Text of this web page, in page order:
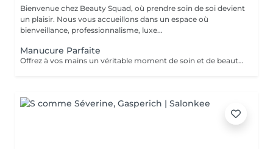
Bienvenue chez Beauty Squad, où prendre soin de soi devient
un plaisir. Nous vous accueillons dans un espace où
bienveillance, professionnalisme, luxe...
Manucure Parfaite
Offrez à vos mains un véritable moment de soin et de beauté avec notre manucure complète associée à un soin nourrissant. Chaque prestation est pensée pour allier esthétique et bien-être, en prenant soin de la santé de vos ongles. - Matériel stérile, à usage unique. - Manucure complète avec limage, travail des cuticules avec précision, polissage et mise en beauté de l'ongle. - Soin nourrissant : Hydratation intense et massage des mains pour une peau douce et sublimée. ATTENTION ! Il n'y a pas d'application de vernis.